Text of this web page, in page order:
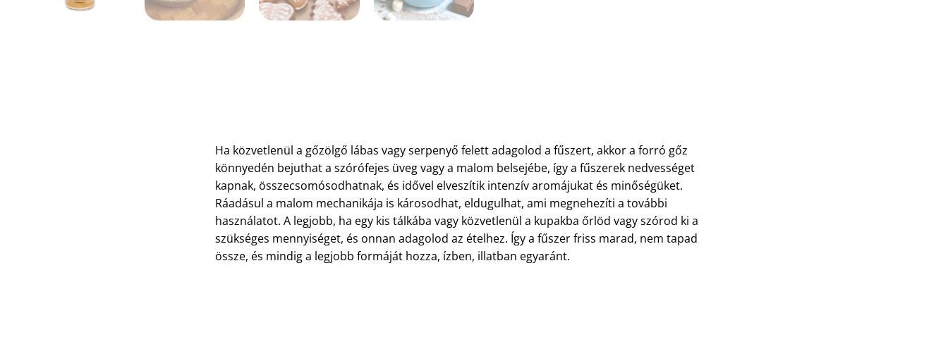
Ha közvetlenül a gőzölgő lábas vagy serpenyő felett adagolod a fűszert, akkor a forró gőz
könnyedén bejuthat a szórófejes üveg vagy a malom belsejébe, így a fűszerek nedvességet
kapnak, összecsomósodhatnak, és idővel elveszítik intenzív aromájukat és minőségüket.
Ráadásul a malom mechanikája is károsodhat, eldugulhat, ami megnehezíti a további
használatot. A legjobb, ha egy kis tálkába vagy közvetlenül a kupakba őrlöd vagy szórod ki a
szükséges mennyiséget, és onnan adagolod az ételhez. Így a fűszer friss marad, nem tapad
össze, és mindig a legjobb formáját hozza, ízben, illatban egyaránt.